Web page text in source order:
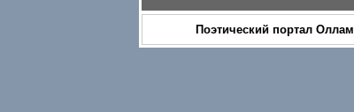
Поэтический портал Оллам